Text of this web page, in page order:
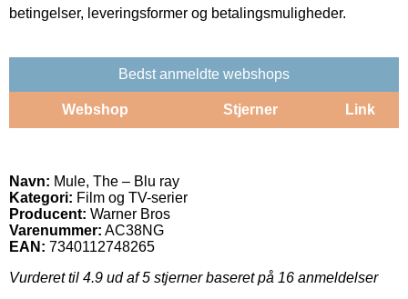
betingelser, leveringsformer og betalingsmuligheder.
Bedst anmeldte webshops
Webshop Stjerner Link
Navn: Mule, The – Blu ray
Kategori: Film og TV-serier
Producent: Warner Bros
Varenummer: AC38NG
EAN: 7340112748265
Vurderet til 4.9 ud af 5 stjerner baseret på 16 anmeldelser